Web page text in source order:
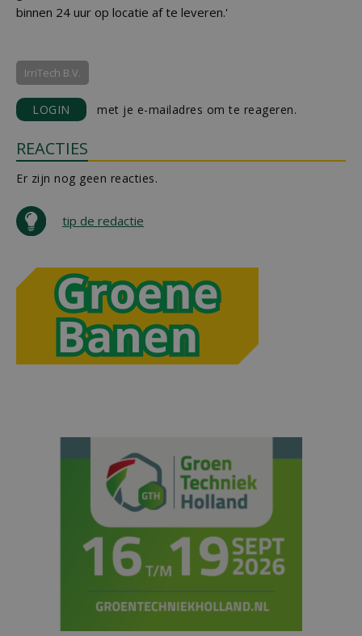
binnen 24 uur op locatie af te leveren.'
IrriTech B.V.
LOGIN met je e-mailadres om te reageren.
REACTIES
Er zijn nog geen reacties.
tip de redactie